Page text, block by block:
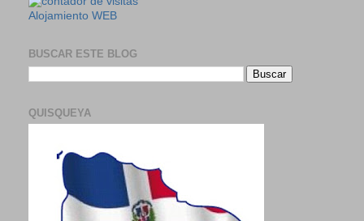
Alojamiento WEB
BUSCAR ESTE BLOG
QUISQUEYA